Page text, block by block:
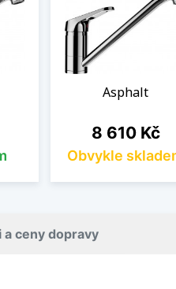
Asphalt
Cena
8 610 Kč
Obvykle
a ceny dopravy